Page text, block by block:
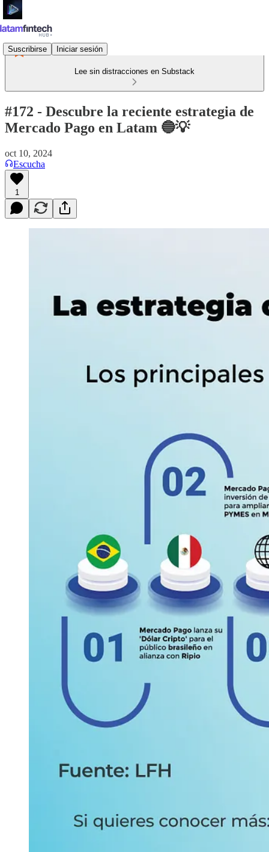
Suscribirse Iniciar sesión
Lee sin distracciones en Substack
#172 - Descubre la reciente estrategia de
Mercado Pago en Latam 🔵💡
oct 10, 2024
Escucha
1